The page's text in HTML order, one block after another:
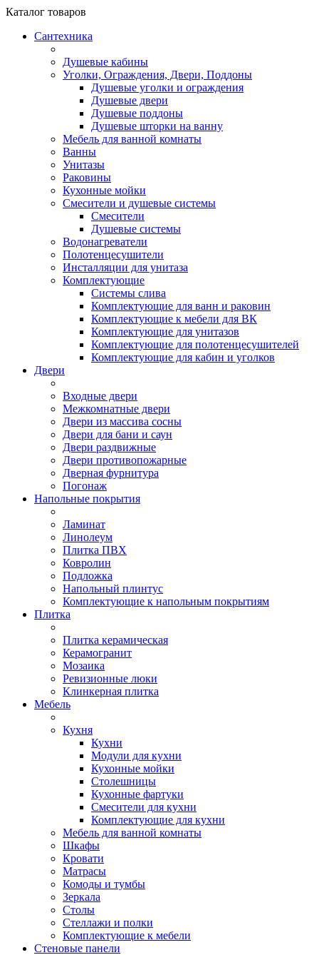
Каталог товаров
Сантехника
Душевые кабины
Уголки, Ограждения, Двери, Поддоны
Душевые уголки и ограждения
Душевые двери
Душевые поддоны
Душевые шторки на ванну
Мебель для ванной комнаты
Ванны
Унитазы
Раковины
Кухонные мойки
Смесители и душевые системы
Смесители
Душевые системы
Водонагреватели
Полотенцесушители
Инсталляции для унитаза
Комплектующие
Системы слива
Комплектующие для ванн и раковин
Комплектующие к мебели для ВК
Комплектующие для унитазов
Комплектующие для полотенцесушителей
Комплектующие для кабин и уголков
Двери
Входные двери
Межкомнатные двери
Двери из массива сосны
Двери для бани и саун
Двери раздвижные
Двери противопожарные
Дверная фурнитура
Погонаж
Напольные покрытия
Ламинат
Линолеум
Плитка ПВХ
Ковролин
Подложка
Напольный плинтус
Комплектующие к напольным покрытиям
Плитка
Плитка керамическая
Керамогранит
Мозаика
Ревизионные люки
Клинкерная плитка
Мебель
Кухня
Кухни
Модули для кухни
Кухонные мойки
Столешницы
Кухонные фартуки
Смесители для кухни
Комплектующие для кухни
Мебель для ванной комнаты
Шкафы
Кровати
Матрасы
Комоды и тумбы
Зеркала
Столы
Стеллажи и полки
Комплектующие к мебели
Стеновые панели